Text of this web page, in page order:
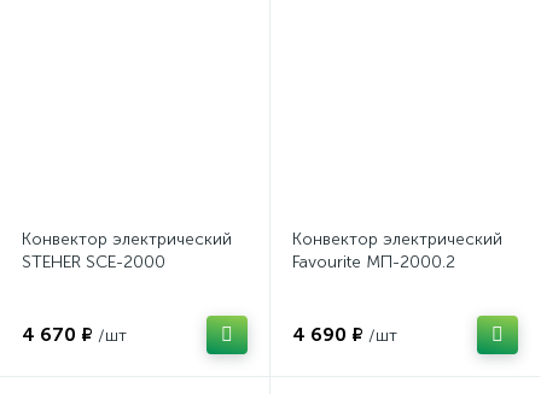
Конвектор электрический
STEHER SCE-2000
4 670 ₽ /шт
Конвектор электрический
Favourite МП-2000.2
4 690 ₽ /шт